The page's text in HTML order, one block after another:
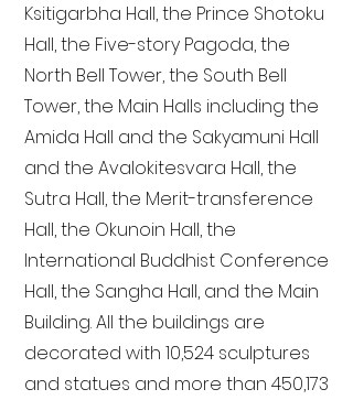
Ksitigarbha Hall, the Prince Shotoku
Hall, the Five-story Pagoda, the
North Bell Tower, the South Bell
Tower, the Main Halls including the
Amida Hall and the Sakyamuni Hall
and the Avalokitesvara Hall, the
Sutra Hall, the Merit-transference
Hall, the Okunoin Hall, the
International Buddhist Conference
Hall, the Sangha Hall, and the Main
Building. All the buildings are
decorated with 10,524 sculptures
and statues and more than 450,173